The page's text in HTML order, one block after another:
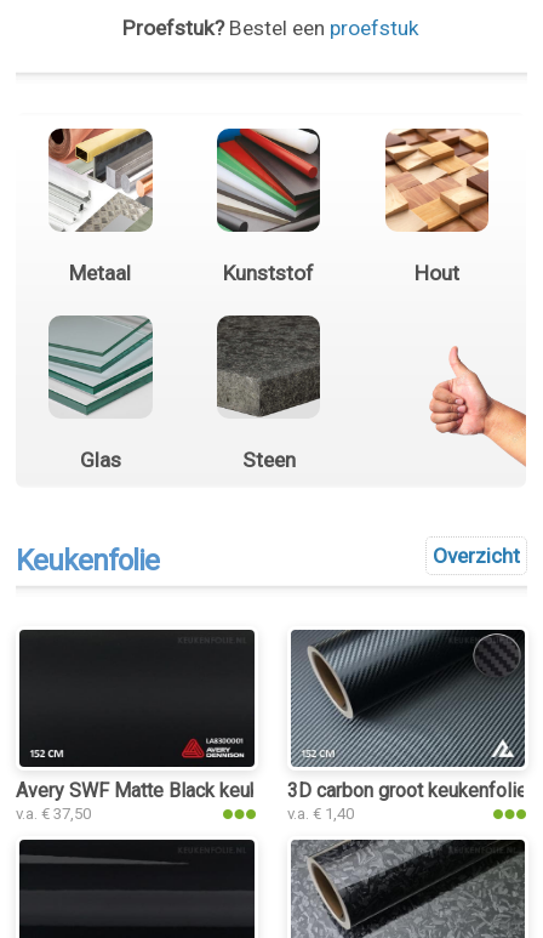
Proefstuk?Bestel een proefstuk
Metaal Kunststof Hout
Glas Steen
Overzicht
Keukenfolie
Avery SWF Matte Black keukenfolie
v.a. € 37,50
3D carbon groot keukenfolie
v.a. € 1,40